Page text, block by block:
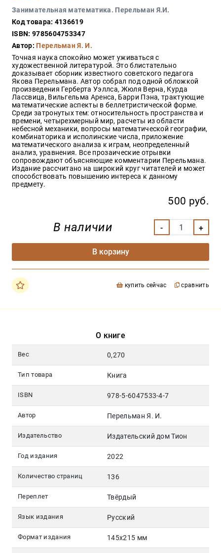
Занимательная математика. Перельман Я.И.
Код товара: 4136619
ISBN: 9785604753347
Автор: Перельман Я. И.
Точная наука спокойно может уживаться с
художественной литературой. Это блистательно
доказывает сборник известного советского педагога
Якова Перельмана. Автор собрал под одной обложкой
произведения Герберта Уэллса, Жюля Верна, Курда
Лассвица, Вильгельма Аренса, Барри Пэна, трактующие
математические аспекты в беллетристической форме.
Среди затронутых тем: относительность пространства и
времени, четырехмерный мир, расчеты из области
небесной механики, вопросы математической географии,
комбинаторика и исполинские числа, приложение
математического анализа к играм, неопределенный
анализ, уравнения. Все прозаические отрывки
сопровождают объясняющие комментарии Перельмана.
Издание рассчитано на широкий круг читателей и может
способствовать повышению интереса к данному
предмету.
500 руб.
В наличии
В корзину
купить сейчас сравнить
О книге
Вес 0,270
Тип товара Книга
ISBN 978-5-6047533-4-7
Автор Перельман Я. И.
Издательство Издательский дом Тион
Год издания 2022
Количество страниц 136
Переплет Твёрдый
Язык издания Русский
Формат издания 145х215 мм
гастрономия,
кулинария
Красота
и
здоровье
Оптовикам
Авторам
Контакты
Мероприятия
+7(499)
350-17-
pochta@den-